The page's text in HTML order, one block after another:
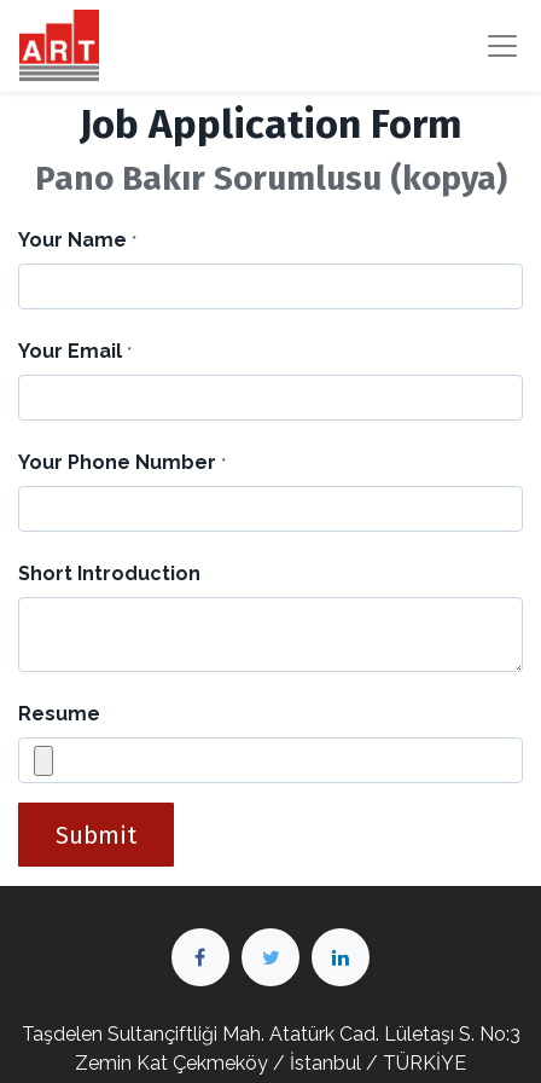
Job Application Form
Pano Bakır Sorumlusu (kopya)
Your Name *
Your Email *
Your Phone Number *
Short Introduction
Resume
Submit
Taşdelen Sultançiftliği Mah. Atatürk Cad. Lületaşı S. No:3
Zemin Kat Çekmeköy / İstanbul / TÜRKİYE